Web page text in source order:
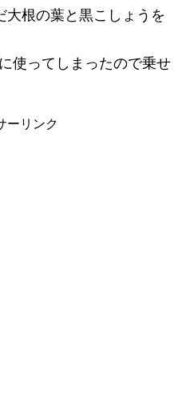
根の葉と黒こしょうを
使ってしまったので乗せ
ーリンク